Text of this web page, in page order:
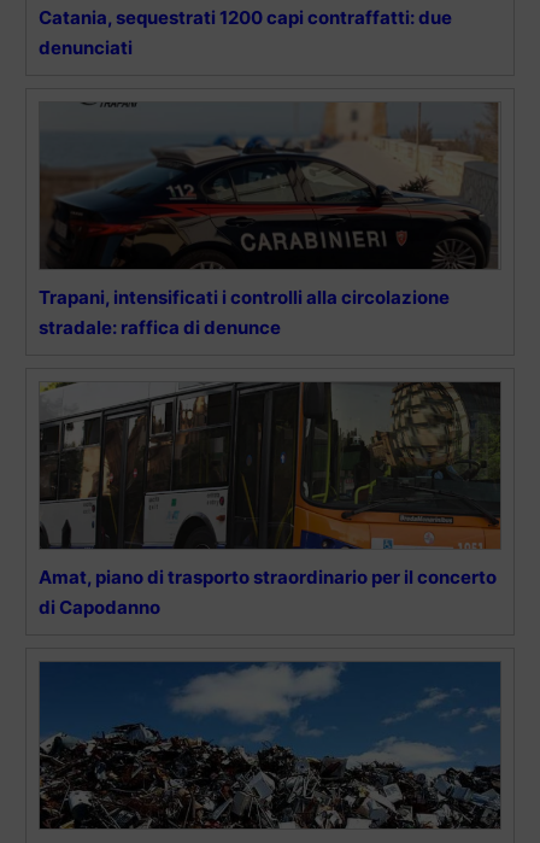
Catania, sequestrati 1200 capi contraffatti: due
denunciati
Trapani, intensificati i controlli alla circolazione
stradale: raffica di denunce
Amat, piano di trasporto straordinario per il concerto
di Capodanno